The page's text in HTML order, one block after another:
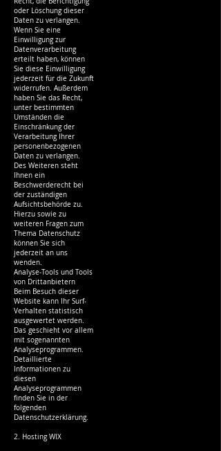
oder Löschung dieser
Daten zu verlangen.
Wenn Sie eine
Einwilligung zur
Datenverarbeitung
erteilt haben, können
Sie diese Einwilligung
jederzeit für die Zukunft
widerrufen. Außerdem
haben Sie das Recht,
unter bestimmten
Umständen die
Einschränkung der
Verarbeitung Ihrer
personenbezogenen
Daten zu verlangen.
Des Weiteren steht
Ihnen ein
Beschwerderecht bei
der zuständigen
Aufsichtsbehörde zu.
Hierzu sowie zu
weiteren Fragen zum
Thema Datenschutz
können Sie sich
jederzeit an uns
wenden.
Analyse-Tools und Tools
von Drittanbietern
Beim Besuch dieser
Website kann Ihr Surf-
Verhalten statistisch
ausgewertet werden.
Das geschieht vor allem
mit sogenannten
Analyseprogrammen.
Detaillierte
Informationen zu
diesen
Analyseprogrammen
finden Sie in der
folgenden
Datenschutzerklärung.
2. Hosting WIX